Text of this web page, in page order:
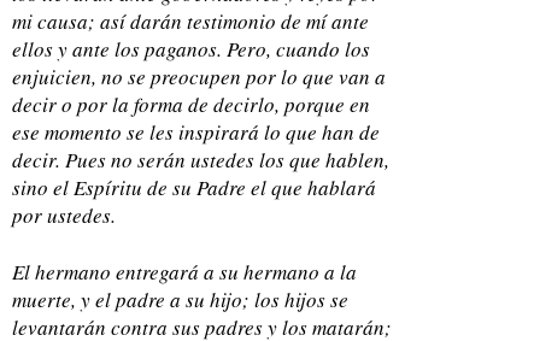
mi causa; así darán testimonio de mí ante
ellos y ante los paganos. Pero, cuando los
enjuicien, no se preocupen por lo que van a
decir o por la forma de decirlo, porque en
ese momento se les inspirará lo que han de
decir. Pues no serán ustedes los que hablen,
sino el Espíritu de su Padre el que hablará
por ustedes.
El hermano entregará a su hermano a la
muerte, y el padre a su hijo; los hijos se
levantarán contra sus padres y los matarán;